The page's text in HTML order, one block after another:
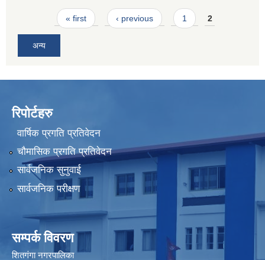
Pages« first ‹ previous 1 2
अन्य
रिपोर्टहरु
वार्षिक प्रगति प्रतिवेदन
चौमासिक प्रगति प्रतिवेदन
सार्वजनिक सुनुवाई
सार्वजनिक परीक्षण
सम्पर्क विवरण
शितगंगा नगरपालिका